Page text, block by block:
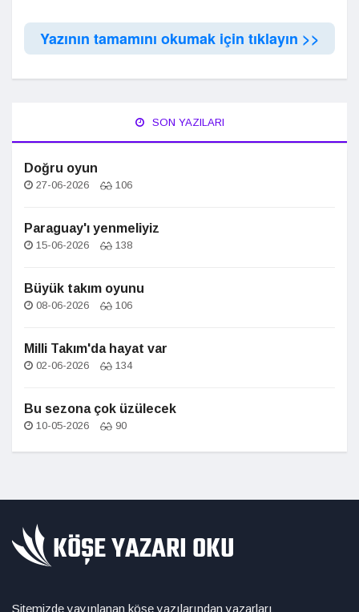
Yazının tamamını okumak için tıklayın >>
SON YAZILARI
Doğru oyun
27-06-2026 106
Paraguay'ı yenmeliyiz
15-06-2026 138
Büyük takım oyunu
08-06-2026 106
Milli Takım'da hayat var
02-06-2026 134
Bu sezona çok üzülecek
10-05-2026 90
Sitemizde yayınlanan köşe yazılarından yazarları